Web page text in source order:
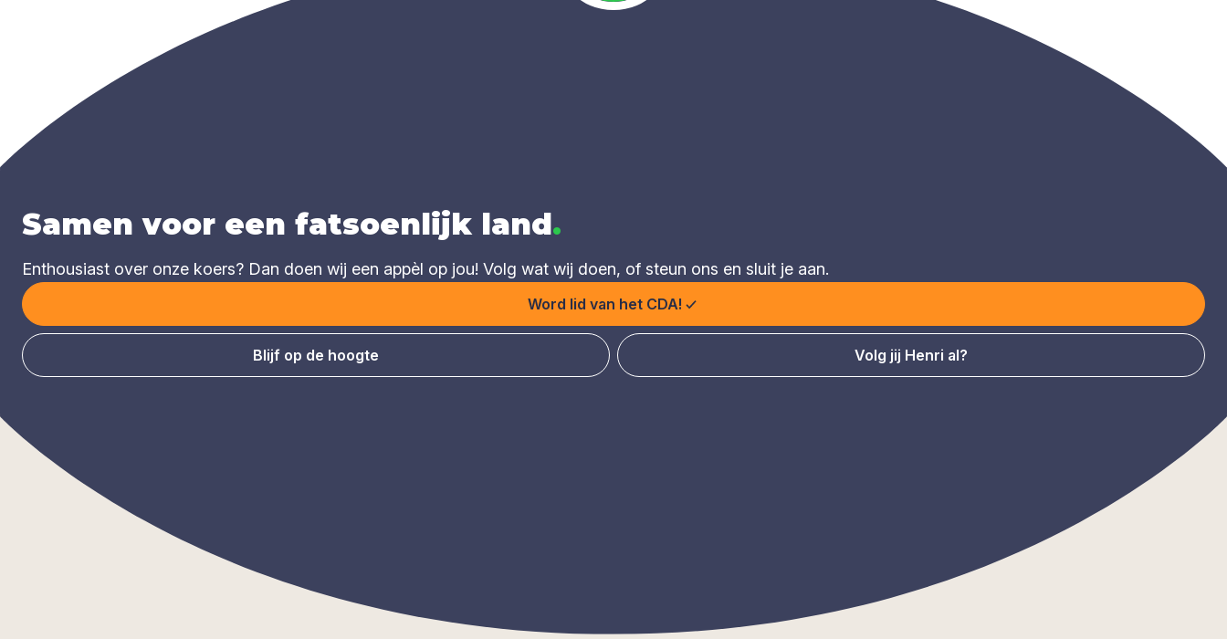
Samen voor een fatsoenlijk land.
Enthousiast over onze koers? Dan doen wij een appèl op jou! Volg wat wij doen, of steun ons en sluit je aan.
Word lid van het CDA!
Blijf op de hoogte Volg jij Henri al?